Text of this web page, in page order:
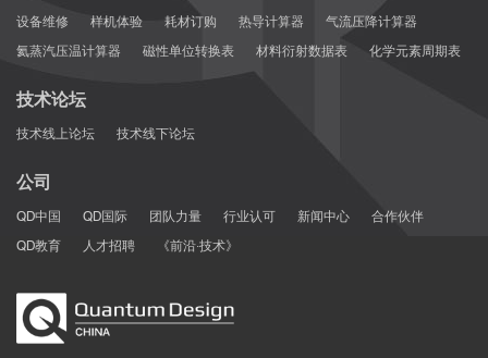
设备维修 样机体验 耗材订购 热导计算器
气流压降计算器
氦蒸汽压温计算器
磁性单位转换表 材料衍射数据表 化学元素周期表
技术论坛
技术线上论坛 技术线下论坛
公司
QD中国 QD国际 团队力量 行业认可 新闻中心
合作伙伴
QD教育
人才招聘 《前沿·技术》